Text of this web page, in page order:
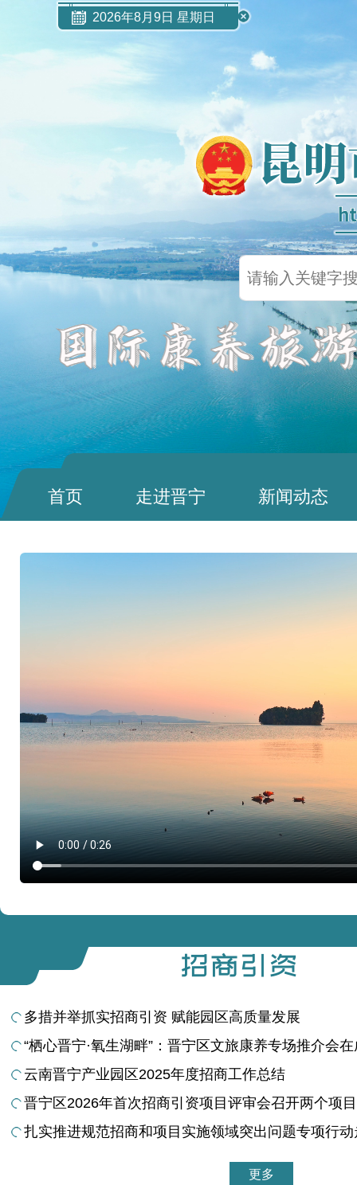
2026年8月9日 星期日
首页 走进晋宁 新闻动态
多措并举抓实招商引资 赋能园区高质量发展
云南晋宁产业园区2025年度招商工作总结
晋宁区2026年首次招商引资项目评审会召开两个项
更多